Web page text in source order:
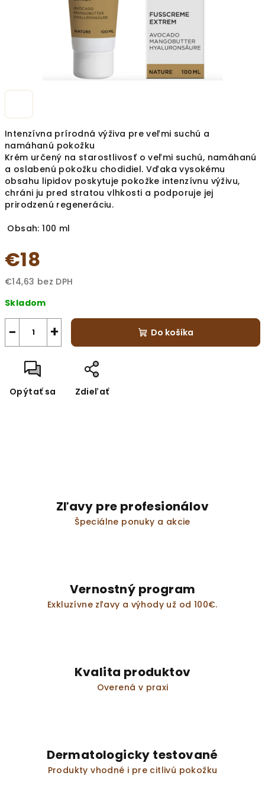
Intenzívna prírodná výživa pre veľmi suchú a
namáhanú pokožku
Krém určený na starostlivosť o veľmi suchú, namáhanú
a oslabenú pokožku chodidiel. Vďaka vysokému
obsahu lipidov poskytuje pokožke intenzívnu výživu,
chráni ju pred stratou vlhkosti a podporuje jej
prirodzenú regeneráciu.
Obsah: 100 ml
€18
€14,63 bez DPH
cena:
Skladom
+
− Do košíka
Opýtať sa Zdieľať
Zľavy pre profesionálov
Špeciálne ponuky a akcie
Vernostný program
Exkluzívne zľavy a výhody už od 100€.
Kvalita produktov
Overená v praxi
Dermatologicky testované
Produkty vhodné i pre citlivú pokožku